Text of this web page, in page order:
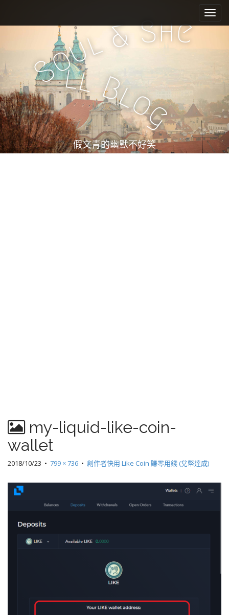
e
n
u
i
c
n
t
e
n
t
Soul&She
ll Bl
og
假文青的幽默不好笑
my-liquid-like-coin-
wallet
2018/10/23 • 799 × 736 • 創作者快用 Like Coin 賺零用錢 (兌幣達成)